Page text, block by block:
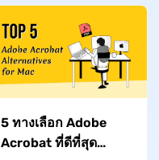
5 ทางเลือก Adobe
Acrobat ที่ดีที่สุด